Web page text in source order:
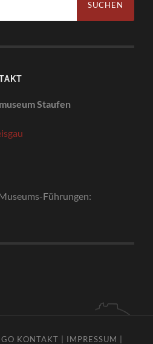
Staufen
Führungen:
KONTAKT IMPRESSUM